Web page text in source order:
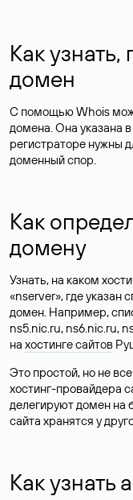
Как узнать,
домен
С помощью Whois
домена. Она указана
регистраторе нужны
доменный спор.
Как
домену
Узнать, на каком
«nserver», где
домен. Например,
ns5.nic.ru, ns6.nic.ru,
на хостинге сайтов
Это простой, но не
хостинг-провайдера
делегируют домен на
сайта хранятся у
Как узнать